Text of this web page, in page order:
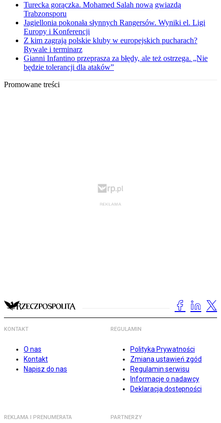
Turecka gorączka. Mohamed Salah nową gwiazdą
Trabzonsporu
Jagiellonia pokonała słynnych Rangersów. Wyniki el. Ligi
Europy i Konferencji
Z kim zagrają polskie kluby w europejskich pucharach?
Rywale i terminarz
Gianni Infantino przeprasza za błędy, ale też ostrzega. „Nie
będzie tolerancji dla ataków”
Promowane treści
KONTAKT
O nas
Kontakt
Napisz do nas
REGULAMIN
Polityka Prywatności
Zmiana ustawień zgód
Regulamin serwisu
Informacje o nadawcy
Deklaracja dostępności
REKLAMA I PRENUMERATA PARTNERZY